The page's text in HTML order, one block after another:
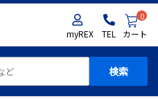
myREX TEL
0
カート